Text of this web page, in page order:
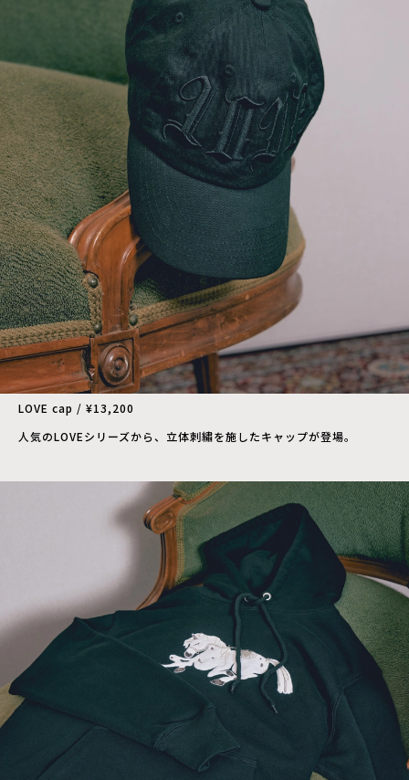
LOVE cap / ¥13,200
人気のLOVEシリーズから、立体刺繡を施したキャップが登場。